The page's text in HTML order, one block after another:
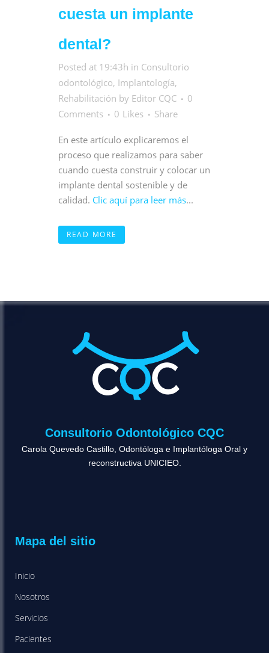
cuesta un implante
dental?
Posted at 19:43h in Consultorio
odontológico, Implantología,
Rehabilitación by Editor CQC
0
Comments
0 Likes Share
En este artículo explicaremos el
proceso que realizamos para saber
cuando cuesta construir y colocar un
implante dental sostenible y de
calidad. Clic aquí para leer más...
READ MORE
Consultorio Odontológico CQC
Carola Quevedo Castillo, Odontóloga e Implantóloga Oral y
reconstructiva UNICIEO.
Mapa del sitio
Inicio
Nosotros
Servicios
Pacientes